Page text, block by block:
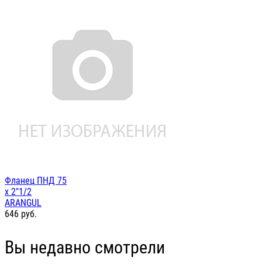
Фланец ПНД 75
х 2"1/2
ARANGUL
646 руб.
Вы недавно смотрели